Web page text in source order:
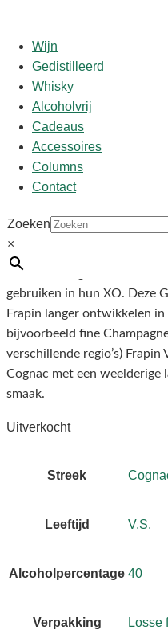
Wijn
Gedistilleerd
Whisky
Alcoholvrij
Cadeaus
Accessoires
Columns
Contact
Zoeken
×
Start/shop
Frapin V.S.
€22,95
Deze V.S. Cognac bevat
gebruiken in hun XO. Deze
Frapin langer ontwikkelen
bijvoorbeeld fine
verschillende regio’s)
Cognac met een weelderige
smaak.
Uitverkocht
Streek
Leeftijd V.S.
Alcoholpercentage 40
Verpakking Losse